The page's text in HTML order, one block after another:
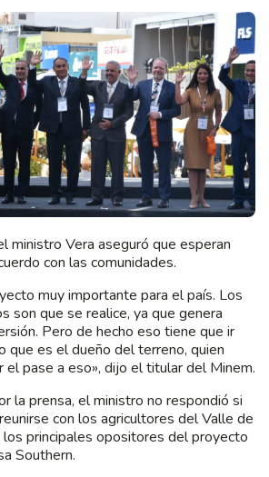
ministro Vera aseguró que esperan
con las comunidades.
muy importante para el país. Los
son que se realice, ya que genera
Pero de hecho eso tiene que ir
que es el dueño del terreno, quien
el pase a eso», dijo el titular del Minem.
la prensa, el ministro no respondió si
con los agricultores del Valle de
los principales opositores del proyecto
Southern.